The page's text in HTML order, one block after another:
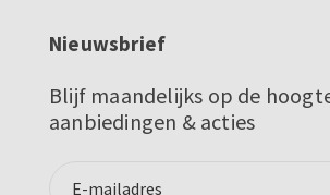
Nieuwsbrief
Blijf maandelijks op de
aanbiedingen & acties